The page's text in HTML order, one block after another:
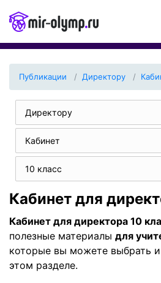
Публикации Директору
Директору
Кабинет
10 класс
Кабинет для
Кабинет для директора 10
полезные материалы для
которые вы можете выбрать и
этом разделе.